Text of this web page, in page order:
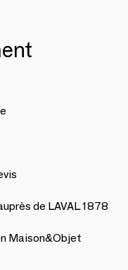
de LAVAL 1878
Maison&Objet